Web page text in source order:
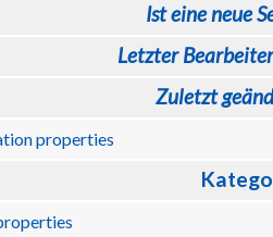
Ist eine neue
Letzter
Zuletzt
properties